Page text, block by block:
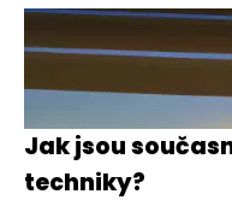
Jak jsou
techniky?